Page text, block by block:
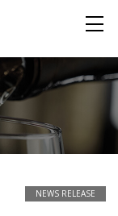
舞台は世界
NEWS RELEASE